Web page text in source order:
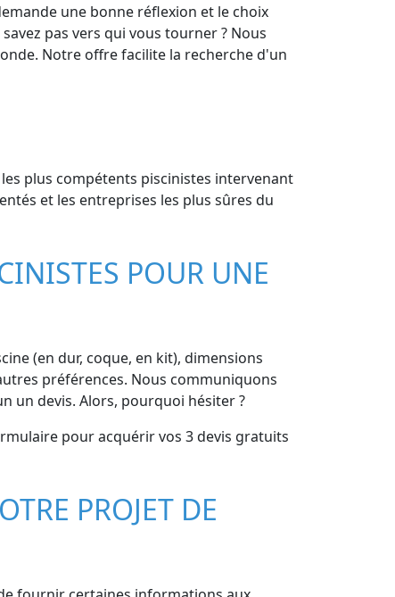
une bonne réflexion et le choix
pas vers qui vous tourner ? Nous
Notre offre facilite la recherche d'un
plus compétents piscinistes intervenant
et les entreprises les plus sûres du
POUR UNE
(en dur, coque, en kit), dimensions
préférences. Nous communiquons
un devis. Alors, pourquoi hésiter ?
pour acquérir vos 3 devis gratuits
PROJET DE